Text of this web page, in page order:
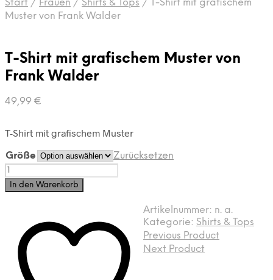
Start / Frauen / Shirts & Tops / T-Shirt mit grafischem
Muster von Frank Walder
T-Shirt mit grafischem Muster von
Frank Walder
49,99 €
T-Shirt mit grafischem Muster
Größe
Zurücksetzen
T-
Shirt
mit
Frank
Walder
Menge
In den Warenkorb
Artikelnummer: n. a.
Kategorie: Shirts & Tops
Previous Product
Next Product